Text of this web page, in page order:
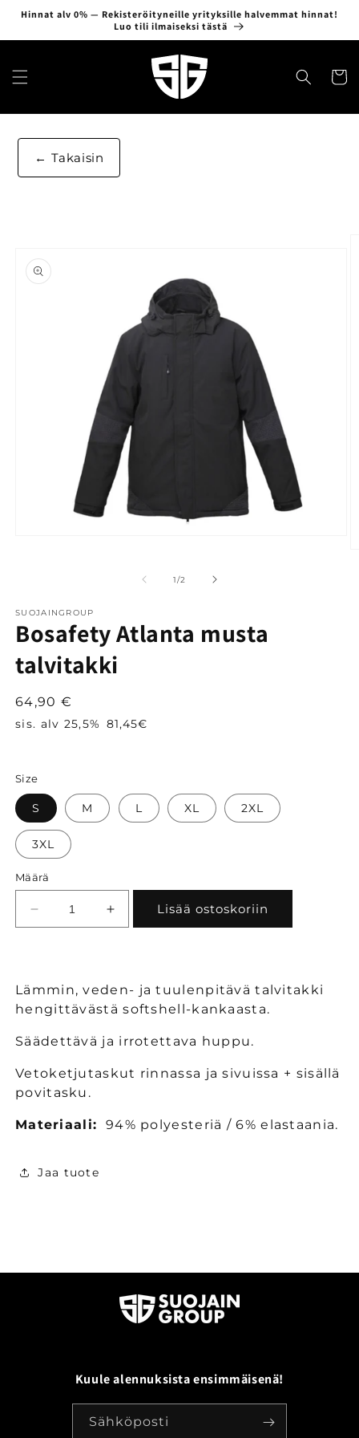
siirry
Hinnat alv 0% — Rekisteröityneille yrityksille halvemmat hinnat!
Luo tili ilmaiseksi tästä
Takaisin
tuotetietoihin
1//2
SUOJAINGROUP
Bosafety Atlanta musta
talvitakki
Normaalihinta
64,90 €
sis. alv 25,5% 81,45€
Size
S M L XL 2XL
3XL
Määrä
Vähennä
tuotteen
musta
talvitakki
määrää
Lisää
tuotteen
musta
talvitakki
määrää
Lisää ostoskoriin
Lämmin, veden- ja tuulenpitävä talvitakki
hengittävästä softshell-kankaasta.
Säädettävä ja irrotettava huppu.
Vetoketjutaskut rinnassa ja sivuissa + sisällä
povitasku.
Materiaali: 94% polyesteriä / 6% elastaania.
Jaa tuote
Kuule alennuksista ensimmäisenä!
Sähköposti